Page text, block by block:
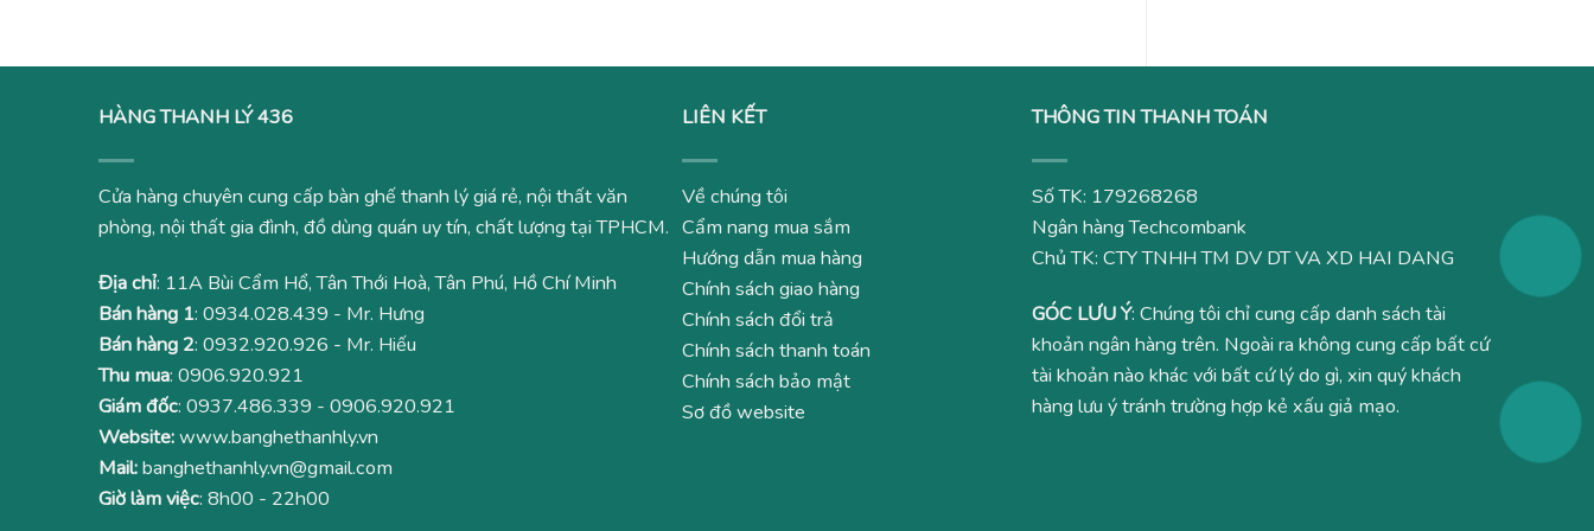
HÀNG THANH LÝ 436
Cửa hàng chuyên cung cấp bàn ghế thanh lý giá rẻ, nội thất văn
phòng, nội thất gia đình, đồ dùng quán uy tín, chất lượng tại TPHCM.
Địa chỉ: 11A Bùi Cẩm Hổ, Tân Thới Hoà, Tân Phú, Hồ Chí Minh
Bán hàng 1: 0934.028.439 - Mr. Hưng
Bán hàng 2: 0932.920.926 - Mr. Hiếu
Thu mua: 0906.920.921
Giám đốc: 0937.486.339 - 0906.920.921
Website:www.banghethanhly.vn
Mail:banghethanhly.vn@gmail.com
Giờ làm việc: 8h00 - 22h00
LIÊN KẾT
Về chúng tôi
Cẩm nang mua sắm
Hướng dẫn mua hàng
Chính sách giao hàng
Chính sách đổi trả
Chính sách thanh toán
Chính sách bảo mật
Sơ đồ website
THÔNG TIN THANH TOÁN
Số TK: 179268268
Ngân hàng Techcombank
Chủ TK: CTY TNHH TM DV DT VA XD HAI DANG
GÓC LƯU Ý: Chúng tôi chỉ cung cấp danh sách tài
khoản ngân hàng trên. Ngoài ra không cung cấp bất cứ
tài khoản nào khác với bất cứ lý do gì, xin quý khách
hàng lưu ý tránh trường hợp kẻ xấu giả mạo.